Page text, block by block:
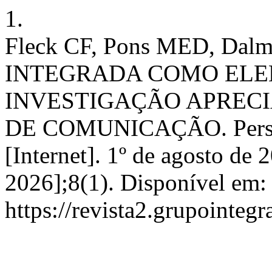
1.
Fleck CF, Pons MED,
INTEGRADA COMO
INVESTIGAÇÃO
DE COMUNICAÇÃO.
[Internet]. 1º de agosto de
2026];8(1). Disponível em:
https://